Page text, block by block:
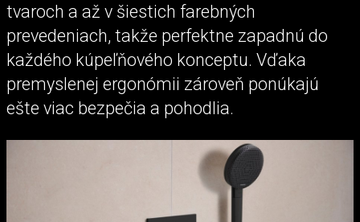
tvaroch a až v šiestich farebných
prevedeniach, takže perfektne zapadnú do
každého kúpeľňového konceptu. Vďaka
premyslenej ergonómii zároveň ponúkajú
ešte viac bezpečia a pohodlia.